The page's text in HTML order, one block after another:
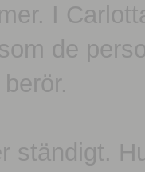
I
de
ständigt.